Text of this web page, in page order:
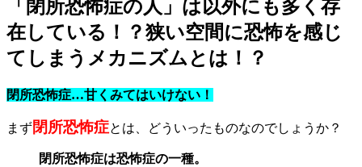
「閉所恐怖症の人」は以外にも多く存
在している！？狭い空間に恐怖を感じ
てしまうメカニズムとは！？
閉所恐怖症…甘くみてはいけない！
まず閉所恐怖症とは、どういったものなのでしょうか？
閉所恐怖症は恐怖症の一種。